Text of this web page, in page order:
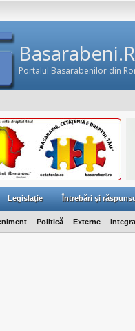
Portalul Basarabenilor din
Legislaţie Întrebări şi
Politică Externe